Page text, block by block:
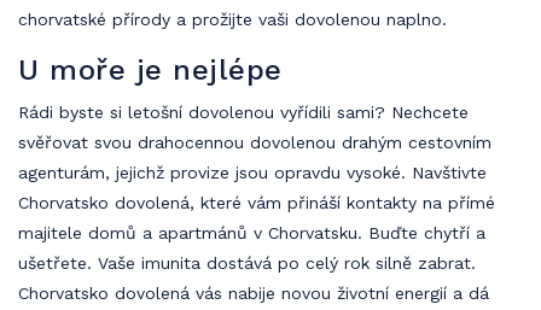
chorvatské přírody a prožijte vaši dovolenou naplno.
U moře je nejlépe
Rádi byste si letošní dovolenou vyřídili sami? Nechcete
svěřovat svou drahocennou dovolenou drahým cestovním
agenturám, jejichž provize jsou opravdu vysoké. Navštivte
Chorvatsko dovolená, které vám přináší kontakty na přímé
majitele domů a apartmánů v Chorvatsku. Buďte chytří a
ušetřete. Vaše imunita dostává po celý rok silně zabrat.
Chorvatsko dovolená vás nabije novou životní energií a dá